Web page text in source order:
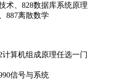
术、828数据库系统原理
887离散数学
计算机组成原理任选一门
信号与系统